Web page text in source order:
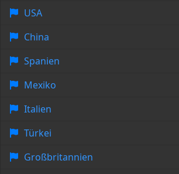
USA
China
Spanien
Mexiko
Italien
Türkei
Großbritannien